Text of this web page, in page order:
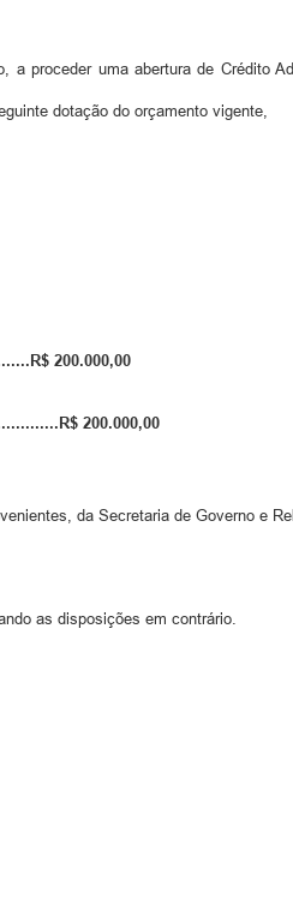
proceder uma abertura de Crédito
dotação do orçamento vigente,
200.000,00
200.000,00
da Secretaria de Governo e
as disposições em contrário.